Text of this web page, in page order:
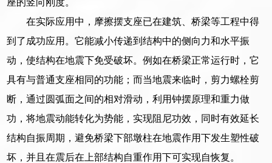
在实际应用中，摩擦摆支座已在建筑、桥梁等工程中得
到了成功应用。它能减小传递到结构中的侧向力和水平振
动，使结构在地震下免受破坏。例如在桥梁正常运行时，它
具有与普通支座相同的功能；而当地震来临时，剪力螺栓剪
断，通过圆弧面之间的相对滑动，利用钟摆原理和重力做
功，将地震动能转化为势能，实现阻尼功效，同时有效延长
结构自振周期，避免桥梁下部墩柱在地震作用下发生塑性破
坏，并且在震后在上部结构自重作用下可实现自恢复。